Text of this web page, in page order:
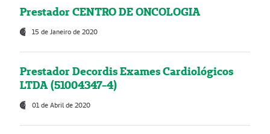
Prestador CENTRO DE ONCOLOGIA
15 de Janeiro de 2020
Prestador Decordis Exames Cardiológicos
LTDA (51004347-4)
01 de Abril de 2020